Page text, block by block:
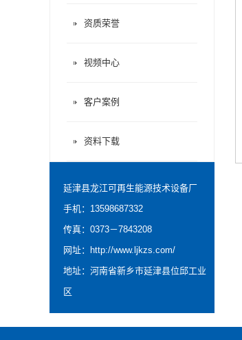
资质荣誉
视频中心
客户案例
资料下载
延津县龙江可再生能源技术设备厂
手机：13598687332
传真：0373－7843208
网址：
http://www.ljkzs.com/
地址：河南省新乡市延津县位邱工业
区